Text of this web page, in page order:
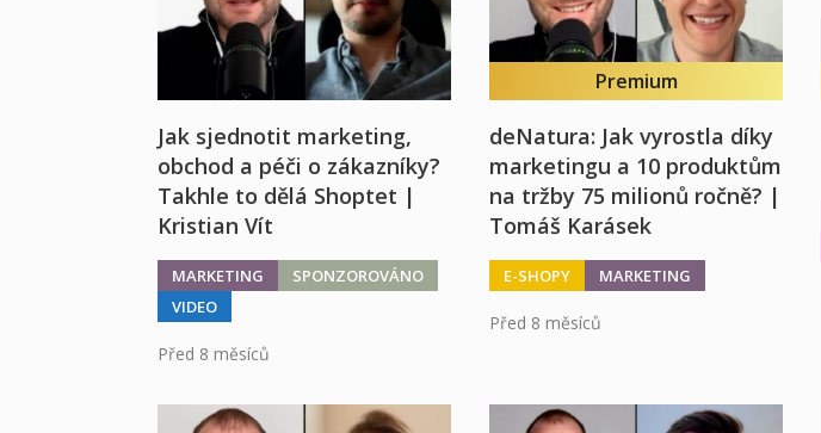
Jak sjednotit marketing,
obchod a péči o zákazníky?
Takhle to dělá Shoptet |
Kristian Vít
MARKETING
SPONZOROVÁNO
VIDEO
Před 8 měsíců
Premium
deNatura: Jak vyrostla díky
marketingu a 10 produktům
na tržby 75 milionů ročně? |
Tomáš Karásek
E-SHOPY MARKETING
Před 8 měsíců